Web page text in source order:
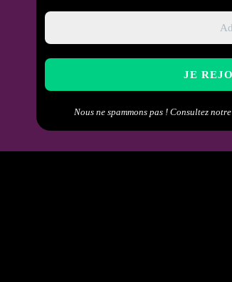
Nous ne spammons pas ! Consultez notre